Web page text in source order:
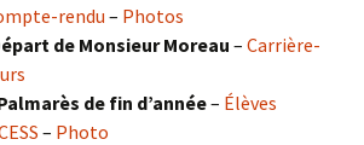
rendu – Photos
de Monsieur Moreau – Carrière-
de fin d’année– Élèves
– Photo